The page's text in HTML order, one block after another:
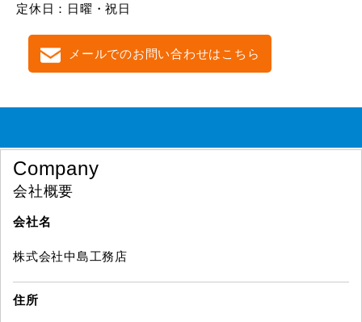
定休日：日曜・祝日
メールでのお問い合わせはこちら
Company
会社概要
会社名
株式会社中島工務店
住所